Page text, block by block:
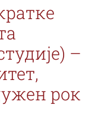
–
рок